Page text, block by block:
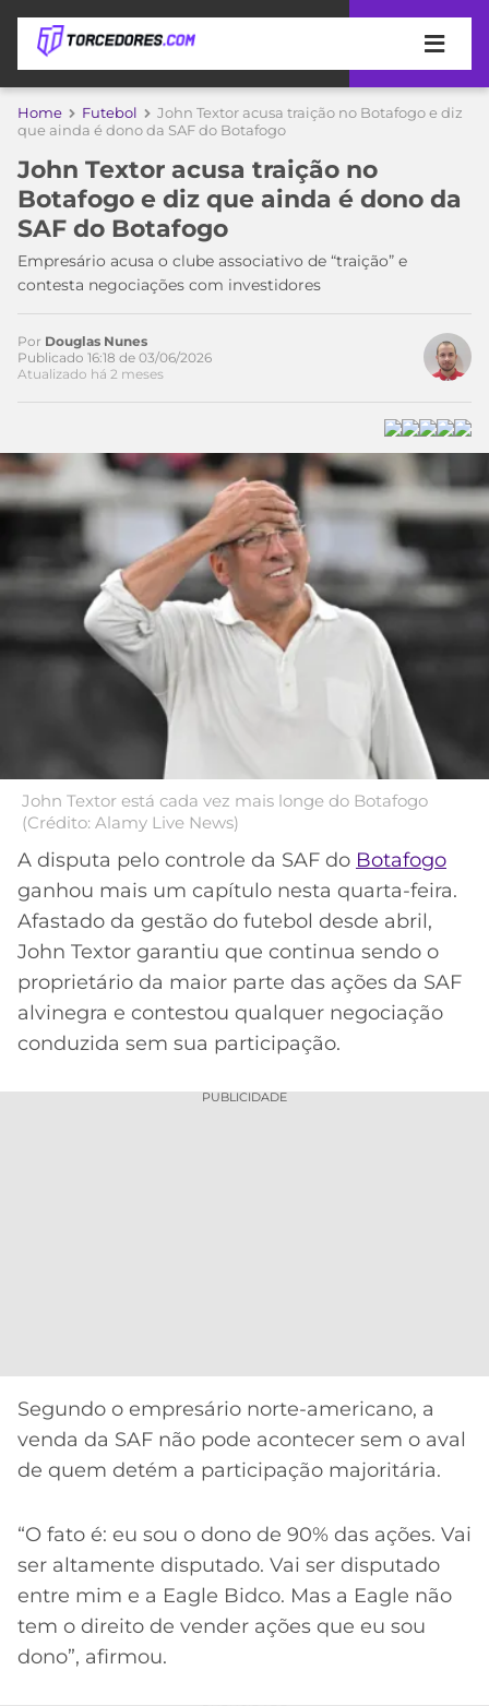
APOSTAS
DE
APOSTA
MELHORES
SITES
DE
APOSTAS
2026
BETBOOM
CÓDIGO
DE
INDICAÇÃO
BET365
CÓDIGO
BETANO
MELHORES
APOSTAS
CASSINOS
ONLINE
MELHORES
CASSINOS
ONLINE
2026
COPA
DO
MUNDO
TIMES
MEU
TIME
PALMEIRAS
CORINTHIANS
SÃO
PAULO
SANTOS
FLAMENGO
BOTAFOGO
VASCO
INTERNACIONAL
GRÊMIO
ATLÉTICO
CAMPEONATOS
SÉRIE
A
LIBERTADORES
COPA
DO
BRASIL
PREMIER
COPA
SUL-
AMERICANA
LIGA
DOS
CAMPEÕES
LALIGA
ESPORTIVA
MERCADO
DA
BOLA
PALPITES
Home Futebol
John Textor acusa traição no Botafogo e diz
que ainda é dono da SAF do Botafogo
John Textor acusa traição no
Botafogo e diz que ainda é dono da
SAF do Botafogo
Empresário acusa o clube associativo de “traição” e
contesta negociações com investidores
Por Douglas Nunes
Publicado 16:18 de 03/06/2026
Atualizado há 2 meses
John Textor está cada vez mais longe do Botafogo
(Crédito: Alamy Live News)
A disputa pelo controle da SAF do Botafogo
ganhou mais um capítulo nesta quarta-feira.
Afastado da gestão do futebol desde abril,
John Textor garantiu que continua sendo o
proprietário da maior parte das ações da SAF
alvinegra e contestou qualquer negociação
conduzida sem sua participação.
PUBLICIDADE
Segundo o empresário norte-americano, a
venda da SAF não pode acontecer sem o aval
de quem detém a participação majoritária.
“O fato é: eu sou o dono de 90% das ações. Vai
ser altamente disputado. Vai ser disputado
entre mim e a Eagle Bidco. Mas a Eagle não
tem o direito de vender ações que eu sou
dono”, afirmou.